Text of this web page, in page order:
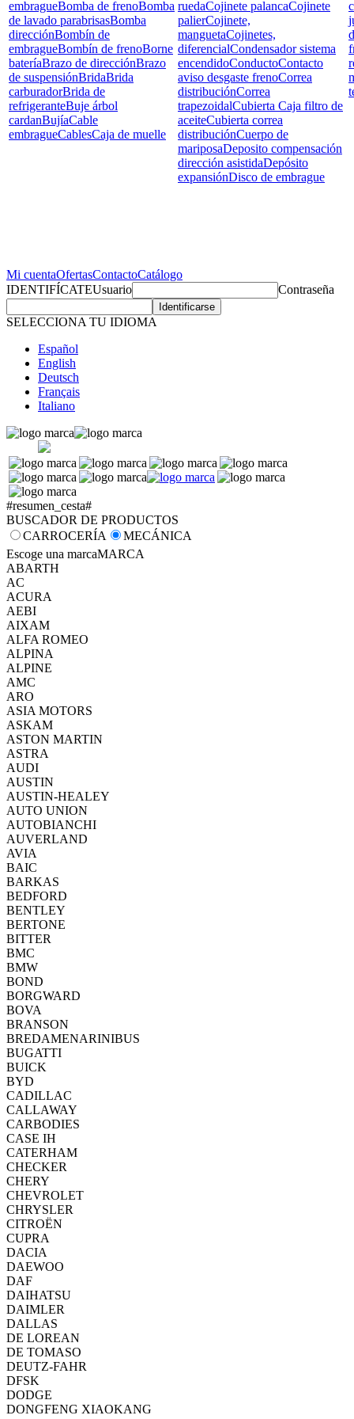
embragueBomba de frenoBomba
de lavado parabrisasBomba
direcciónBombín de
embragueBombín de frenoBorne
bateríaBrazo de direcciónBrazo
de suspensiónBridaBrida
carburadorBrida de
refrigeranteBuje árbol
cardanBujíaCable
embragueCablesCaja de muelle
ruedaCojinete palancaCojinete
palierCojinete,
manguetaCojinetes,
diferencialCondensador sistema
encendidoConductoContacto
aviso desgaste frenoCorrea
distribuciónCorrea
trapezoidalCubierta Caja filtro de
aceiteCubierta correa
distribuciónCuerpo de
mariposaDeposito compensación
dirección asistidaDepósito
expansiónDisco de embrague
Mi cuentaOfertasContactoCatálogo
IDENTIFÍCATEUsuario Contraseña
SELECCIONA TU IDIOMA
Español
English
Deutsch
Français
Italiano
#resumen_cesta#
BUSCADOR DE PRODUCTOS
CARROCERÍA
MECÁNICA
Escoge una marcaMARCA
ABARTH
AC
ACURA
AEBI
AIXAM
ALFA ROMEO
ALPINA
ALPINE
AMC
ARO
ASIA MOTORS
ASKAM
ASTON MARTIN
ASTRA
AUDI
AUSTIN
AUSTIN-HEALEY
AUTO UNION
AUTOBIANCHI
AUVERLAND
AVIA
BAIC
BARKAS
BEDFORD
BENTLEY
BERTONE
BITTER
BMC
BMW
BOND
BORGWARD
BOVA
BRANSON
BREDAMENARINIBUS
BUGATTI
BUICK
BYD
CADILLAC
CALLAWAY
CARBODIES
CASE IH
CATERHAM
CHECKER
CHERY
CHEVROLET
CHRYSLER
CITROËN
CUPRA
DACIA
DAEWOO
DAF
DAIHATSU
DAIMLER
DALLAS
DE LOREAN
DE TOMASO
DEUTZ-FAHR
DFSK
DODGE
DONGFENG XIAOKANG